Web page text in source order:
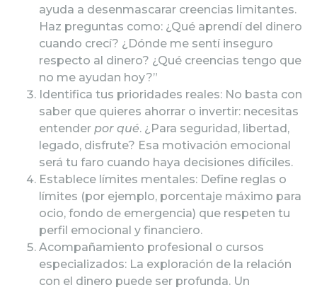
ayuda a desenmascarar creencias limitantes.
Haz preguntas como: ¿Qué aprendí del dinero
cuando crecí? ¿Dónde me sentí inseguro
respecto al dinero? ¿Qué creencias tengo que
no me ayudan hoy?”
Identifica tus prioridades reales: No basta con
saber que quieres ahorrar o invertir: necesitas
entender por qué. ¿Para seguridad, libertad,
legado, disfrute? Esa motivación emocional
será tu faro cuando haya decisiones difíciles.
Establece límites mentales: Define reglas o
límites (por ejemplo, porcentaje máximo para
ocio, fondo de emergencia) que respeten tu
perfil emocional y financiero.
Acompañamiento profesional o cursos
especializados: La exploración de la relación
con el dinero puede ser profunda. Un